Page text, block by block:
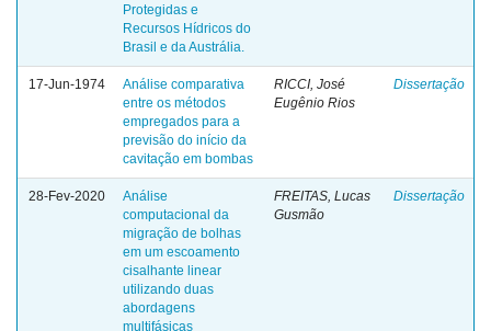
Protegidas e
Recursos Hídricos do
Brasil e da Austrália.
17-Jun-1974
Análise comparativa
entre os métodos
empregados para a
previsão do início da
cavitação em bombas
RICCI, José
Eugênio Rios
Dissertação
28-Fev-2020
Análise
computacional da
migração de bolhas
em um escoamento
cisalhante linear
utilizando duas
abordagens
multifásicas
FREITAS, Lucas
Gusmão
Dissertação